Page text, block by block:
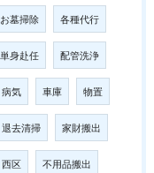
お墓掃除 各種代行
単身赴任 配管洗浄
病気 車庫 物置
退去清掃 家財搬出
西区 不用品搬出